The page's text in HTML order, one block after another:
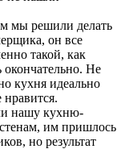
мы решили делать
он все
такой, как
окончательно. Не
кухня идеально
нравится.
нашу кухню-
им пришлось
но результат